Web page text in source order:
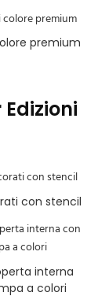
premium
con stencil
interna
a colori